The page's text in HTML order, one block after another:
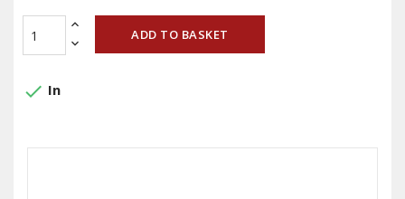
ADD TO BASKET
done In